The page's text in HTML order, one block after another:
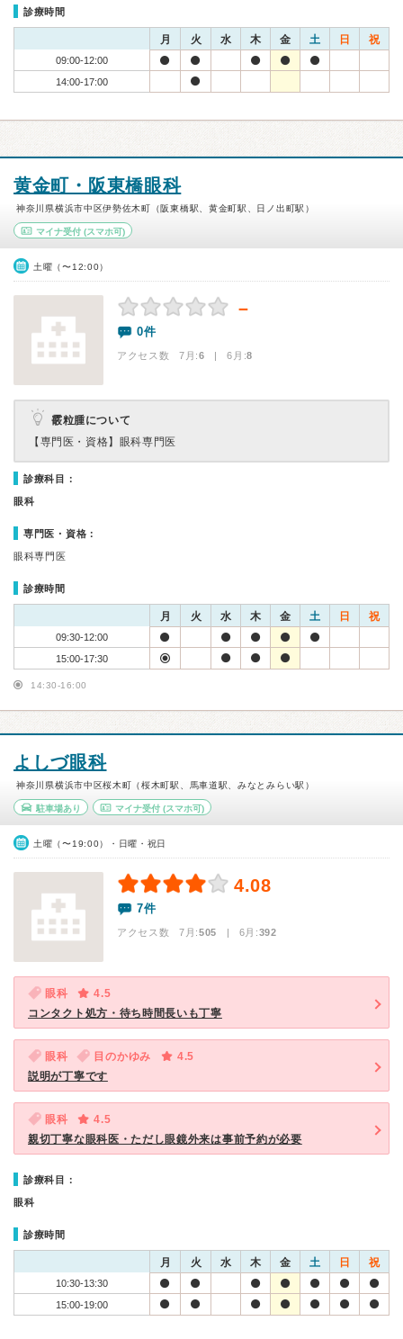
診療時間
月 火 水 木 金 土 日 祝
09:00-12:00
14:00-17:00
黄金町・阪東橋眼科
神奈川県横浜市中区伊勢佐木町（阪東橋駅、黄金町駅、日ノ出町駅）
マイナ受付 (スマホ可)
土曜（〜12:00）
－
0件
アクセス数 7月:6 | 6月:8
霰粒腫について
【専門医・資格】 眼科専門医
診療科目：
眼科
専門医・資格：
眼科専門医
診療時間
月 火 水 木 金 土 日 祝
09:30-12:00
15:00-17:30
14:30-16:00
よしづ眼科
神奈川県横浜市中区桜木町（桜木町駅、馬車道駅、みなとみらい駅）
駐車場あり マイナ受付(スマホ可)
土曜（〜19:00）・日曜・祝日
4.08
7件
アクセス数 7月:505 | 6月:392
眼科
4.5
コンタクト処方・待ち時間長いも丁寧
眼科 目のかゆみ
4.5
説明が丁寧です
眼科
4.5
親切丁寧な眼科医・ただし眼鏡外来は事前予約が必要
診療科目：
眼科
診療時間
月 火 水 木 金 土 日 祝
10:30-13:30
15:00-19:00